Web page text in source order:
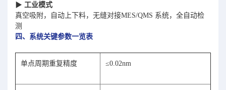
▶ 工业模式
真空吸附，自动上下料，无缝对接MES/QMS 系统，全自动检
测
四、系统关键参数一览表
单点周期重复精度 ≤0.02nm